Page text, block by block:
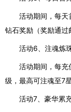
活动期间，每
钻石奖励（奖励通过
活动6、注魂炼
活动期间，每充
级，最高可注魂至7
活动7、豪华累